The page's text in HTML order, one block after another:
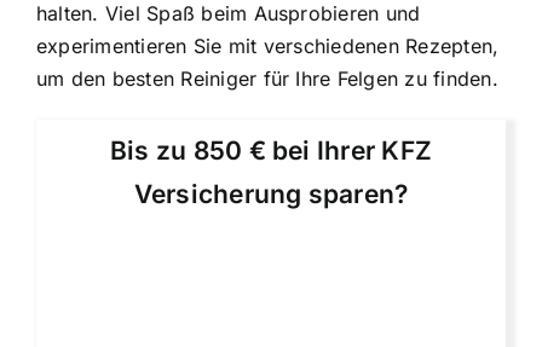
halten. Viel Spaß beim Ausprobieren und
experimentieren Sie mit verschiedenen Rezepten,
um den besten Reiniger für Ihre Felgen zu finden.
Bis zu 850 € bei Ihrer KFZ
Versicherung sparen?